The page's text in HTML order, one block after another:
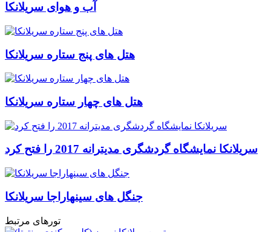
آب و هوای سریلانکا
هتل های پنج ستاره سریلانکا
هتل های چهار ستاره سریلانکا
سریلانکا نمایشگاه گردشگری مدیترانه 2017 را فتح کرد
جنگل های سینهاراجا سریلانکا
تورهای مرتبط